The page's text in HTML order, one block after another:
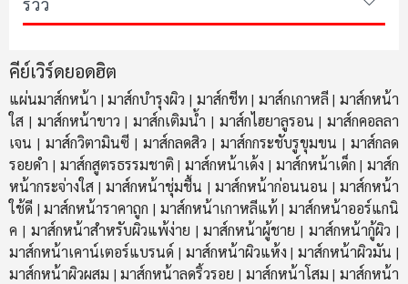
คีย์เวิร์ดยอดฮิต
แผ่นมาส์กหน้า |มาส์กบำรุงผิว | มาส์กชีท | มาส์กเกาหลี| มาส์กหน้า
ใส | มาส์กหน้าขาว | มาส์กเติมน้ำ | มาส์กไฮยาลูรอน | มาส์กคอลลา
เจน | มาส์กวิตามินซี | มาส์กลดสิว | มาส์กกระชับรูขุมขน | มาส์กลด
รอยดำ | มาส์กสูตรธรรมชาติ| มาส์กหน้าเด้ง | มาส์กหน้าเด็ก | มาส์ก
หน้ากระจ่างใส |มาส์กหน้าชุ่มชื้น | มาส์กหน้าก่อนนอน |มาส์กหน้า
ใช้ดี |มาส์กหน้าราคาถูก | มาส์กหน้าเกาหลีแท้ |มาส์กหน้าออร์แกนิ
ค | มาส์กหน้าสำหรับผิวแพ้ง่าย |มาส์กหน้าผู้ชาย |มาส์กหน้ากู้ผิว |
มาส์กหน้าเคาน์เตอร์แบรนด์ | มาส์กหน้าผิวแห้ง |มาส์กหน้าผิวมัน |
มาส์กหน้าผิวผสม |มาส์กหน้าลดริ้วรอย | มาส์กหน้าโสม |มาส์กหน้า